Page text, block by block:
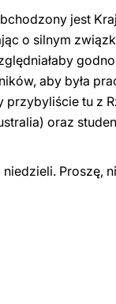
jest
o silnym
aby była
tu z
oraz
niedzieli. Proszę,